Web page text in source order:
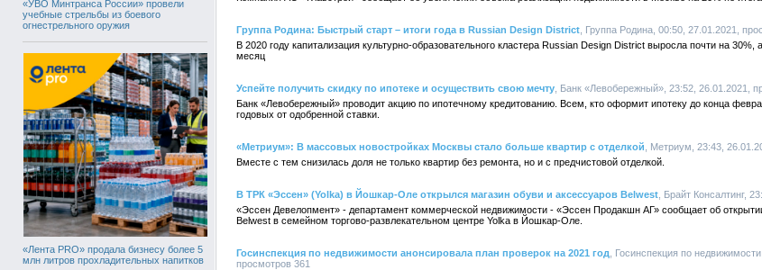
«УВО Минтранса России» провели
учебные стрельбы из боевого
огнестрельного оружия
«Лента PRO» продала бизнесу более 5
млн литров прохладительных напитков
Группа Родина: Быстрый старт – итоги года в Russian Design District , Группа Родина, 00:50, 27.01.2021,
В 2020 году капитализация культурно-образовательного кластера Russian Design District выросла почти на 30%,
месяц
Успейте получить скидку по ипотеке и осуществить свою мечту , Банк «Левобережный», 23:52, 26.01.2021,
Банк «Левобережный» проводит акцию по ипотечному кредитованию. Всем, кто оформит ипотеку до конца
годовых от одобренной ставки.
«Метриум»: В массовых новостройках Москвы стало больше квартир с отделкой , Метриум, 23:43,
Вместе с тем снизилась доля не только квартир без ремонта, но и с предчистовой отделкой.
В ТРК «Эссен» (Yolka) в Йошкар-Оле открылся магазин обуви и аксессуаров Belwest , Брайт Консалтинг,
«Эссен Девелопмент» - департамент коммерческой недвижимости - «Эссен Продакшн АГ» сообщает об
Belwest в семейном торгово-развлекательном центре Yolka в Йошкар-Оле.
Госинспекция по недвижимости анонсировала план проверок на 2021 год , Госинспекция по
просмотров 361